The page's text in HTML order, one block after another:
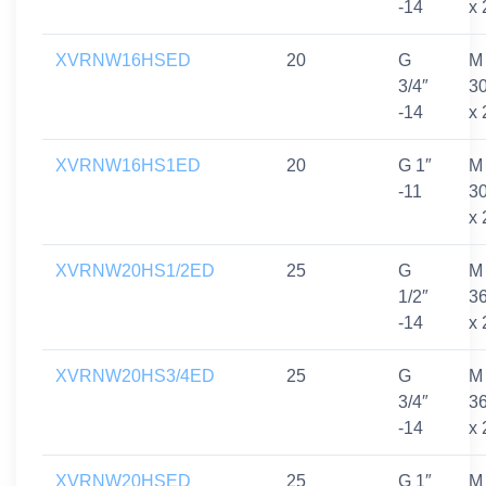
-14
x
XVRNW16HSED 20
G
3/4″
-14
M
x
XVRNW16HS1ED 20
G 1″
-11
M
x
XVRNW20HS1/2ED 25
G
1/2″
-14
M
x
XVRNW20HS3/4ED 25
G
3/4″
-14
M
x
XVRNW20HSED 25 G 1″ M